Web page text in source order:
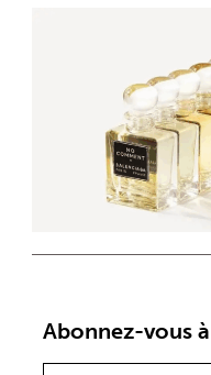
Abonnez-vous